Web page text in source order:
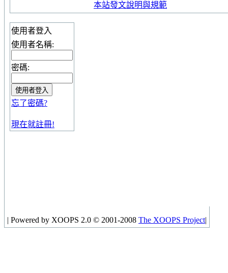
本站發文說明與規範
使用者登入
使用者名稱:
密碼:
忘了密碼?
現在就註冊!
| Powered by XOOPS 2.0 © 2001-2008 The XOOPS Project|